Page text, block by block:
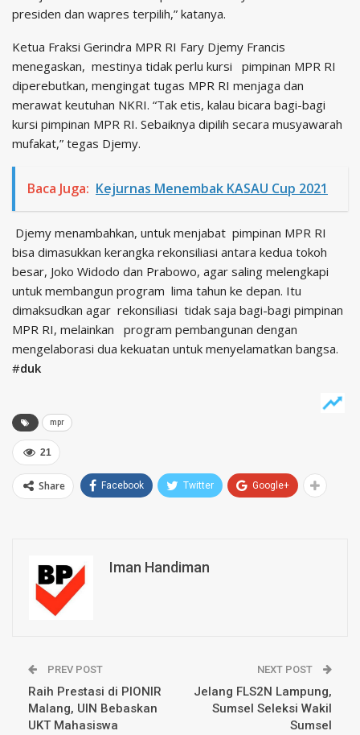
presiden dan wapres terpilih,” katanya.
Ketua Fraksi Gerindra MPR RI Fary Djemy Francis
menegaskan, mestinya tidak perlu kursi pimpinan MPR RI
diperebutkan, mengingat tugas MPR RI menjaga dan
merawat keutuhan NKRI. “Tak etis, kalau bicara bagi-bagi
kursi pimpinan MPR RI. Sebaiknya dipilih secara musyawarah
mufakat,” tegas Djemy.
Baca Juga: Kejurnas Menembak KASAU Cup 2021
Djemy menambahkan, untuk menjabat pimpinan MPR RI
bisa dimasukkan kerangka rekonsiliasi antara kedua tokoh
besar, Joko Widodo dan Prabowo, agar saling melengkapi
untuk membangun program lima tahun ke depan. Itu
dimaksudkan agar rekonsiliasi tidak saja bagi-bagi pimpinan
MPR RI, melainkan program pembangunan dengan
mengelaborasi dua kekuatan untuk menyelamatkan bangsa.
#duk
mpr
21
Share Facebook Twitter Google+
Iman Handiman
PREV POST
Raih Prestasi di PIONIR
Malang, UIN Bebaskan
UKT Mahasiswa
NEXT POST
Jelang FLS2N Lampung,
Sumsel Seleksi Wakil
Sumsel